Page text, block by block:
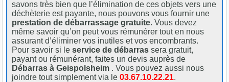
savons très bien que l’élimination de ces objets vers une
déchèterie est payante, nous pouvons vous fournir une
prestation de débarrassage gratuite. Vous devez
même savoir qu’on peut vous rémunérer tout en nous
assurant d’éliminer vos inutiles et vos encombrants.
Pour savoir si leservice de débarras sera gratuit,
payant ou rémunérant, faites un devis auprès de
Débarras à Geispolsheim . Vous pouvez aussi nous
joindre tout simplement via le03.67.10.22.21.